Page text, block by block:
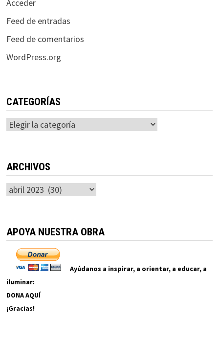
Acceder
Feed de entradas
Feed de comentarios
WordPress.org
CATEGORÍAS
Categorías
ARCHIVOS
Archivos
APOYA NUESTRA OBRA
Ayúdanos a inspirar, a orientar, a educar, a
iluminar:
DONA AQUÍ
¡Gracias!